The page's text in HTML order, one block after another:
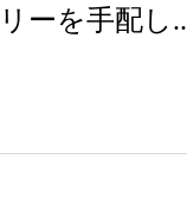
ーを手配し